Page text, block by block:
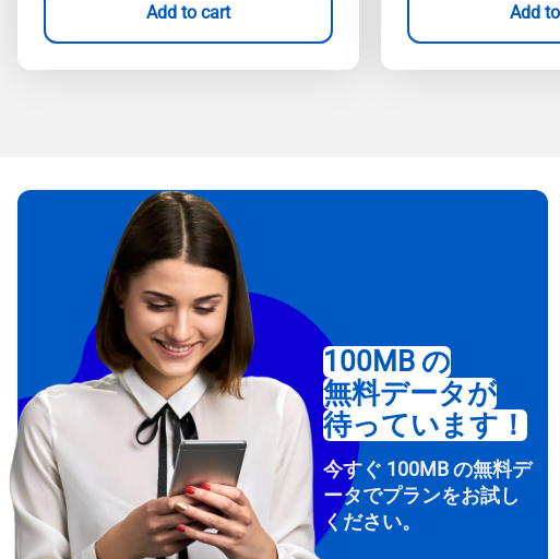
Add to cart Add
100MB の
無料データが
待っています！
今すぐ 100MB の無料デ
ータでプランをお試し
ください。